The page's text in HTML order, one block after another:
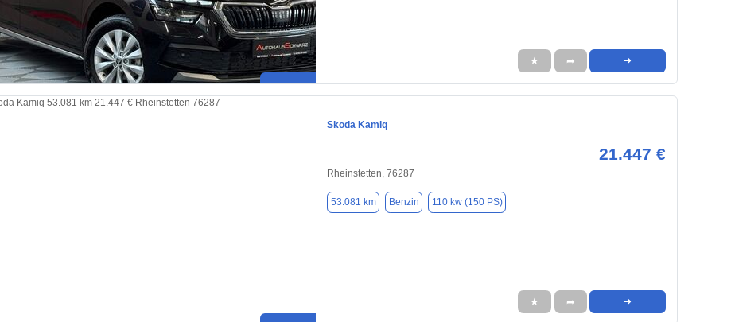
★ ➦ ➜
Skoda Kamiq
21.447 €
Rheinstetten, 76287
53.081 km Benzin 110 kw (150 PS)
★ ➦ ➜